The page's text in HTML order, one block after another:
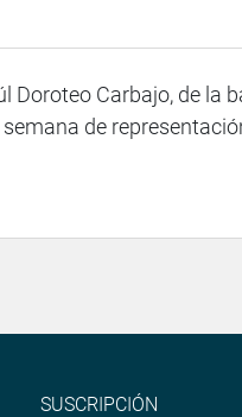
Doroteo Carbajo, de la
de
SUSCRIPCIÓN